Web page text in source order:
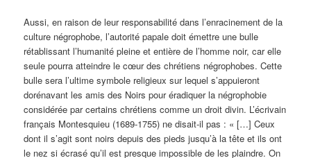
Aussi, en raison de leur responsabilité dans l’enracinement de la
culture négrophobe, l’autorité papale doit émettre une bulle
rétablissant l’humanité pleine et entière de l’homme noir, car elle
seule pourra atteindre le cœur des chrétiens négrophobes. Cette
bulle sera l’ultime symbole religieux sur lequel s’appuieront
dorénavant les amis des Noirs pour éradiquer la négrophobie
considérée par certains chrétiens comme un droit divin. L’écrivain
français Montesquieu (1689-1755) ne disait-il pas : « […] Ceux
dont il s’agit sont noirs depuis des pieds jusqu’à la tête et ils ont
le nez si écrasé qu’il est presque impossible de les plaindre. On